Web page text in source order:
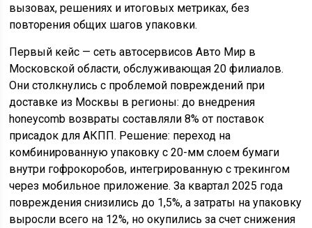
вызовах, решениях и итоговых метриках, без
повторения общих шагов упаковки.
Первый кейс — сеть автосервисов Авто Мир в
Московской области, обслуживающая 20 филиалов.
Они столкнулись с проблемой повреждений при
доставке из Москвы в регионы: до внедрения
honeycomb возвраты составляли 8% от поставок
присадок для АКПП. Решение: переход на
комбинированную упаковку с 20-мм слоем бумаги
внутри гофрокоробов, интегрированную с трекингом
через мобильное приложение. За квартал 2025 года
повреждения снизились до 1,5%, а затраты на упаковку
выросли всего на 12%, но окупились за счет снижения